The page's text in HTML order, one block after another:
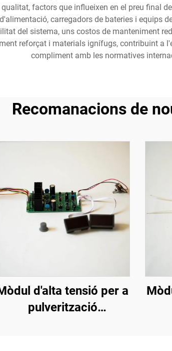
factors que influeixen en el preu final
carregadors de bateries i
del sistema, uns costos de manteniment
reforçat i materials ignífugs, contribuint a
compliment amb les normatives
Recomanacions de
d'alta tensió per a
pulverització